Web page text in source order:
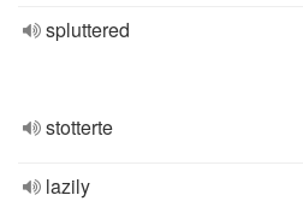
spluttered
stotterte
lazily